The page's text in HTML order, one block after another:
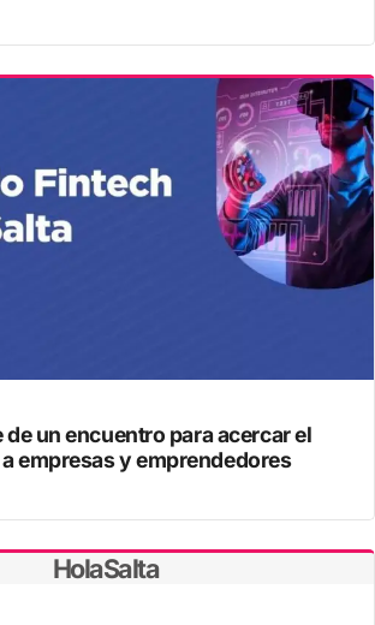
de un encuentro para acercar el
empresas y emprendedores
HolaSalta